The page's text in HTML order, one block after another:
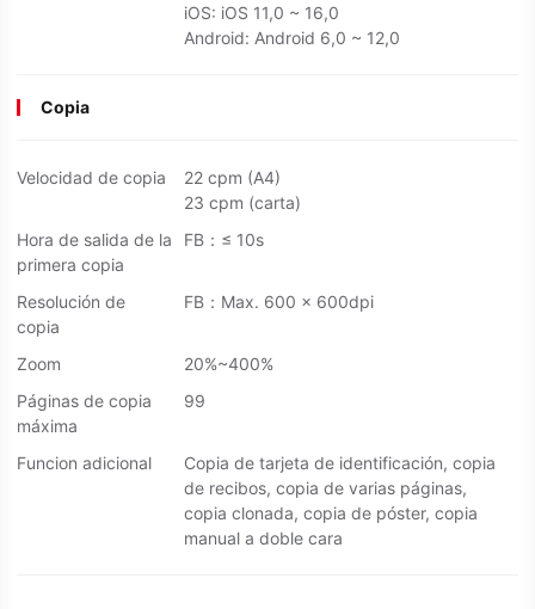
iOS: iOS 11,0 ~ 16,0
Android: Android 6,0 ~ 12,0
Copia
Velocidad de copia
22 cpm (A4)
23 cpm (carta)
Hora de salida de la
primera copia
FB：≤ 10s
Resolución de
copia
FB：Max. 600 x 600dpi
Zoom
20%~400%
Páginas de copia
máxima
99
Funcion adicional
Copia de tarjeta de identificación, copia
de recibos, copia de varias páginas,
copia clonada, copia de póster, copia
manual a doble cara